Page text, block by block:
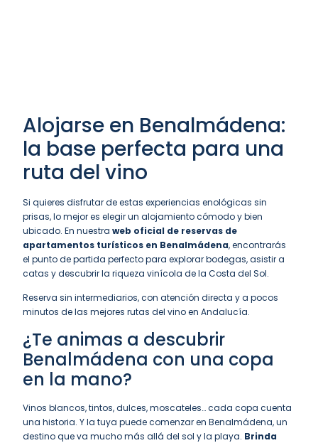
Alojarse en Benalmádena:
la base perfecta para una
ruta del vino
Si quieres disfrutar de estas experiencias enológicas sin
prisas, lo mejor es elegir un alojamiento cómodo y bien
ubicado. En nuestra web oficial de reservas de
apartamentos turísticos en Benalmádena, encontrarás
el punto de partida perfecto para explorar bodegas, asistir a
catas y descubrir la riqueza vinícola de la Costa del Sol.
Reserva sin intermediarios, con atención directa y a pocos
minutos de las mejores rutas del vino en Andalucía.
¿Te animas a descubrir
Benalmádena con una copa
en la mano?
Vinos blancos, tintos, dulces, moscateles… cada copa cuenta
una historia. Y la tuya puede comenzar en Benalmádena, un
destino que va mucho más allá del sol y la playa. Brinda